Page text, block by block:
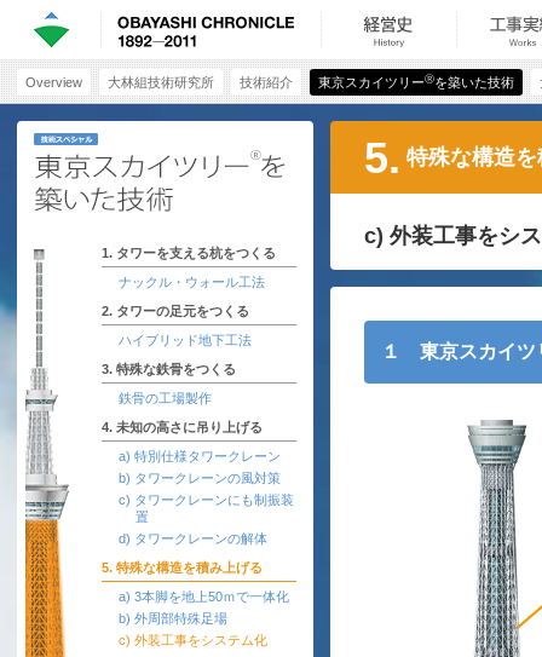
Overview 大林組技術研究所 技術紹介 東京スカイツリーⓇを築いた技術
1. タワーを支える杭をつくる
ナックル・ウォール工法
2. タワーの足元をつくる
ハイブリッド地下工法
3. 特殊な鉄骨をつくる
鉄骨の工場製作
4. 未知の高さに吊り上げる
a) 特別仕様タワークレーン
b) タワークレーンの風対策
c) タワークレーンにも制振装
置
d) タワークレーンの解体
5. 特殊な構造を積み上げる
a) 3本脚を地上50ｍで一体化
b) 外周部特殊足場
c) 外装工事をシステム化
5. 特殊な構造
c) 外装工事をシ
１ 東京スカイツ